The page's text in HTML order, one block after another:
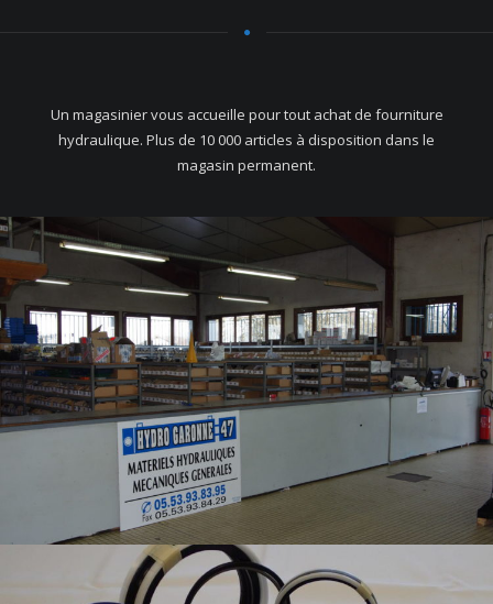
Un magasinier vous accueille pour tout achat de fourniture
hydraulique. Plus de 10 000 articles à disposition dans le
magasin permanent.